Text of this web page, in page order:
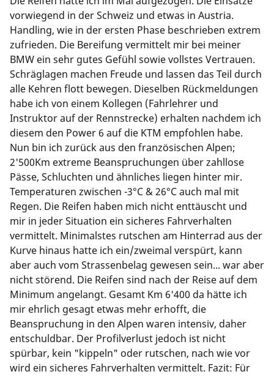
vorwiegend in der Schweiz und etwas in Austria.
Handling, wie in der ersten Phase beschrieben extrem
zufrieden. Die Bereifung vermittelt mir bei meiner
BMW ein sehr gutes Gefühl sowie vollstes Vertrauen.
Schräglagen machen Freude und lassen das Teil durch
alle Kehren flott bewegen. Dieselben Rückmeldungen
habe ich von einem Kollegen (Fahrlehrer und
Instruktor auf der Rennstrecke) erhalten nachdem ich
diesem den Power 6 auf die KTM empfohlen habe.
Nun bin ich zurück aus den französischen Alpen;
2'500Km extreme Beanspruchungen über zahllose
Pässe, Schluchten und ähnliches liegen hinter mir.
Temperaturen zwischen -3°C & 26°C auch mal mit
Regen. Die Reifen haben mich nicht enttäuscht und
mir in jeder Situation ein sicheres Fahrverhalten
vermittelt. Minimalstes rutschen am Hinterrad aus der
Kurve hinaus hatte ich ein/zweimal verspürt, kann
aber auch vom Strassenbelag gewesen sein... war aber
nicht störend. Die Reifen sind nach der Reise auf dem
Minimum angelangt. Gesamt Km 6'400 da hätte ich
mir ehrlich gesagt etwas mehr erhofft, die
Beanspruchung in den Alpen waren intensiv, daher
entschuldbar. Der Profilverlust jedoch ist nicht
spürbar, kein "kippeln" oder rutschen, nach wie vor
wird ein sicheres Fahrverhalten vermittelt. Fazit: Für